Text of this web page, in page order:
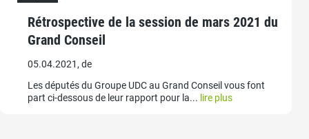
Rétrospective de la session de mars 2021 du
Grand Conseil
05.04.2021, de
Les députés du Groupe UDC au Grand Conseil vous font
part ci-dessous de leur rapport pour la... lire plus